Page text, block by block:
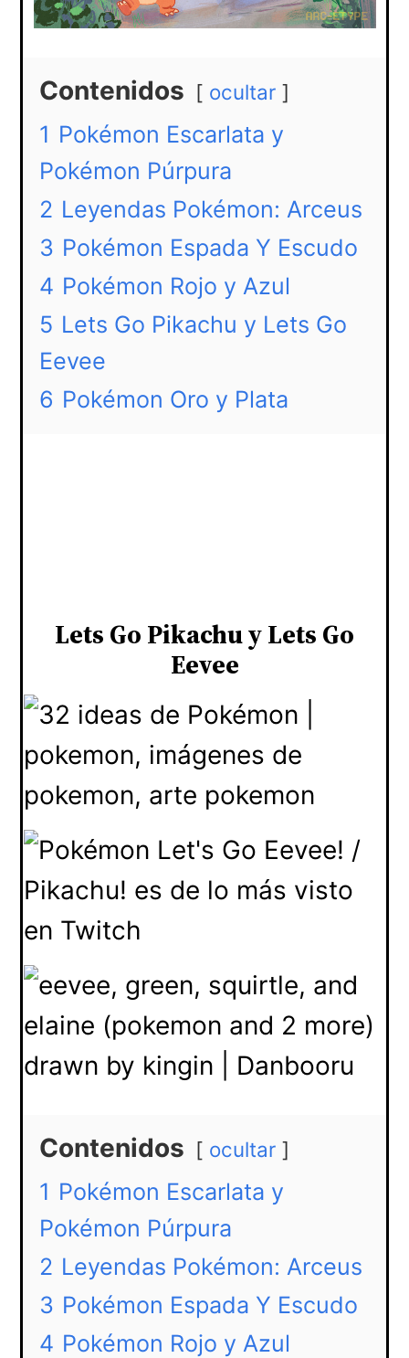
Contenidos ocultar
1 Pokémon Escarlata y
Pokémon Púrpura
2 Leyendas Pokémon: Arceus
3 Pokémon Espada Y Escudo
4 Pokémon Rojo y Azul
5 Lets Go Pikachu y Lets Go
Eevee
6 Pokémon Oro y Plata
Lets Go Pikachu y Lets Go
Eevee
Contenidos ocultar
1 Pokémon Escarlata y
Pokémon Púrpura
2 Leyendas Pokémon: Arceus
3 Pokémon Espada Y Escudo
4 Pokémon Rojo y Azul